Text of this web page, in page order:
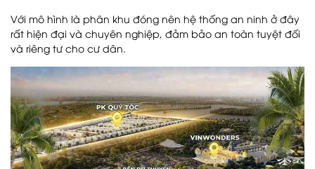
Với mô hình là phân khu đóng nên hệ thống an ninh ở đây
rất hiện đại và chuyên nghiệp, đảm bảo an toàn tuyệt đối
và riêng tư cho cư dân​.